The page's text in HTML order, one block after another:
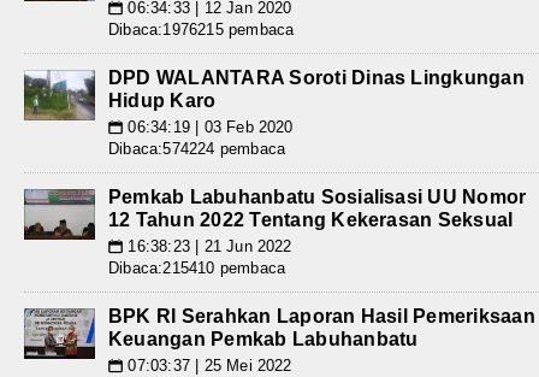
📅 06:34:33 | 12 Jan 2020
Dibaca:1976215 pembaca
DPD WALANTARA Soroti Dinas Lingkungan
Hidup Karo
📅 06:34:19 | 03 Feb 2020
Dibaca:574224 pembaca
Pemkab Labuhanbatu Sosialisasi UU Nomor
12 Tahun 2022 Tentang Kekerasan Seksual
📅 16:38:23 | 21 Jun 2022
Dibaca:215410 pembaca
BPK RI Serahkan Laporan Hasil Pemeriksaan
Keuangan Pemkab Labuhanbatu
📅 07:03:37 | 25 Mei 2022